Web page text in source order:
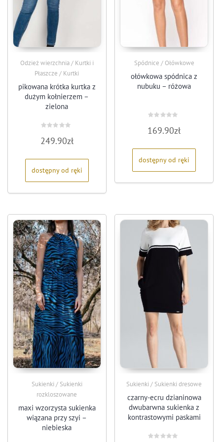
Odzież wierzchnia / Kurtki i
Płaszcze / Kurtki
pikowana krótka kurtka z
dużym kołnierzem –
zielona
0
249.90zł
dostępny od ręki
Spódnice / Ołówkowe
ołówkowa spódnica z
nubuku – różowa
0
169.90zł
dostępny od ręki
Sukienki / Sukienki
rozkloszowane
maxi wzorzysta sukienka
wiązana przy szyi –
niebieska
Sukienki / Sukienki dresowe
czarny-ecru dzianinowa
dwubarwna sukienka z
kontrastowymi paskami